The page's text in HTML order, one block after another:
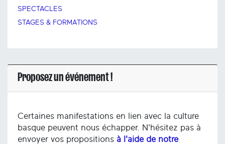
SPECTACLES
STAGES & FORMATIONS
Proposez un événement !
Certaines manifestations en lien avec la culture
basque peuvent nous échapper. N'hésitez pas à
envoyer vos propositions à l'aide de notre